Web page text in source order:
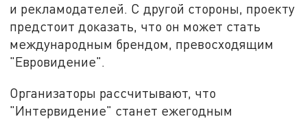
и рекламодателей. С другой стороны, проекту
предстоит доказать, что он может стать
международным брендом, превосходящим
"Евровидение".
Организаторы рассчитывают, что
"Интервидение" станет ежегодным